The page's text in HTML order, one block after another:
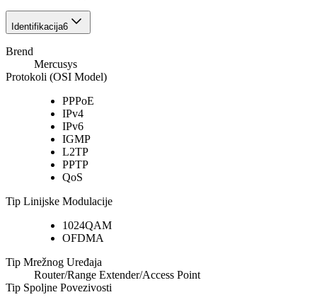
Identifikacija6
Brend
Mercusys
Protokoli (OSI Model)
PPPoE
IPv4
IPv6
IGMP
L2TP
PPTP
QoS
Tip Linijske Modulacije
1024QAM
OFDMA
Tip Mrežnog Uređaja
Router/Range Extender/Access Point
Tip Spoljne Povezivosti